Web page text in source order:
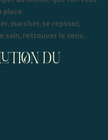
place.
marcher, se reposer,
sain, retrouver le sens.
DU